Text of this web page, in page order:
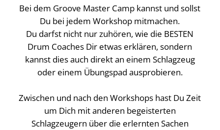
Bei dem Groove Master Camp kannst und sollst
Du bei jedem Workshop mitmachen.
Du darfst nicht nur zuhören, wie die BESTEN
Drum Coaches Dir etwas erklären, sondern
kannst dies auch direkt an einem Schlagzeug
oder einem Übungspad ausprobieren.
Zwischen und nach den Workshops hast Du Zeit
um Dich mit anderen begeisterten
Schlagzeugern über die erlernten Sachen